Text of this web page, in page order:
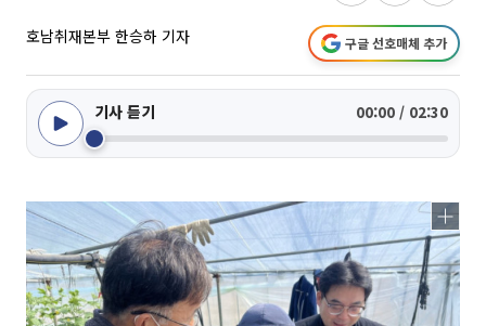
호남취재본부 한승하 기자 구글 선호매체 추가
기사 듣기 00:00 / 02:30